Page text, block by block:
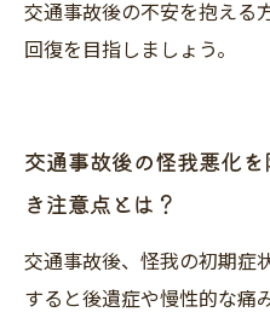
交通事故後の不安を抱える
回復を目指しましょう。
交通事故後の怪我悪化
き注意点とは？
交通事故後、怪我の初期症
すると後遺症や慢性的な痛